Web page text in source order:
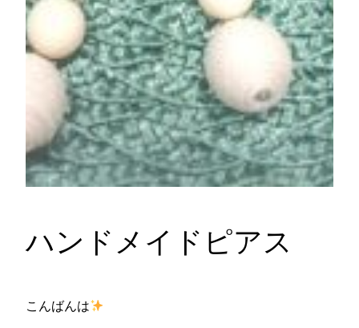
ハンドメイドピアス
こんばんは